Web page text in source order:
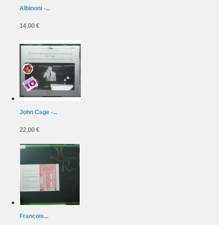
Albinoni -...
14,00 €
John Cage -...
22,00 €
Francois...